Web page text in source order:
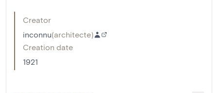
Creator
inconnu(architecte)
Creation date
1921